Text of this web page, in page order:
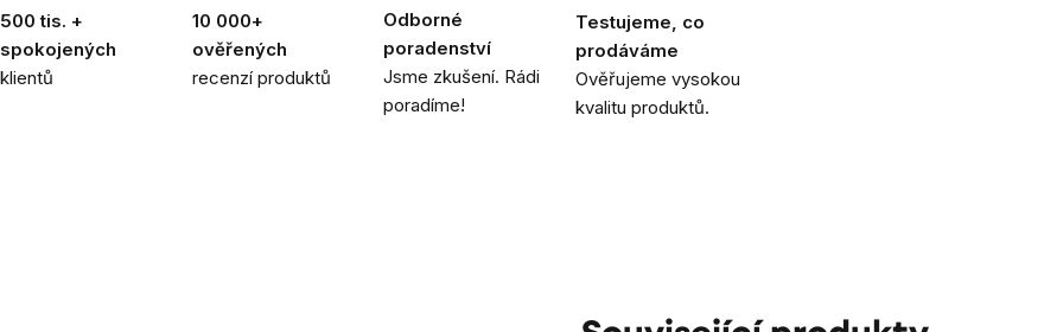
500 tis. +
spokojených
klientů
10 000+
ověřených
recenzí produktů
Odborné
poradenství
Jsme zkušení. Rádi
poradíme!
Testujeme, co
prodáváme
Ověřujeme vysokou
kvalitu produktů.